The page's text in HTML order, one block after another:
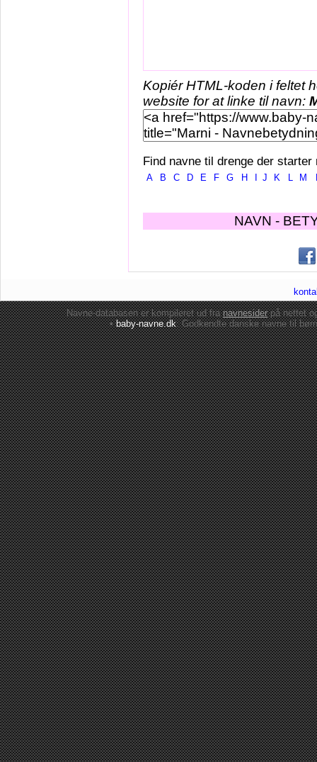
Kopiér HTML-koden i feltet
website for at linke til navn:
Find navne til drenge der starter
A B C D E F G H J K L M
NAVN -
Navne-databasen er kompileret ud franavnesiderpå nettet
•baby-navne.dk: Godkendte danskenavne til børn